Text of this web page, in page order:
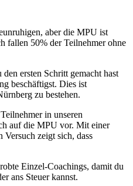
aber die MPU ist
fallen 50% der Teilnehmer ohne
ersten Schritt gemacht hast
beschäftigst. Dies ist
zu bestehen.
in unseren
auf die MPU vor. Mit einer
zeigt sich, dass
Einzel-Coachings, damit du
ans Steuer kannst.